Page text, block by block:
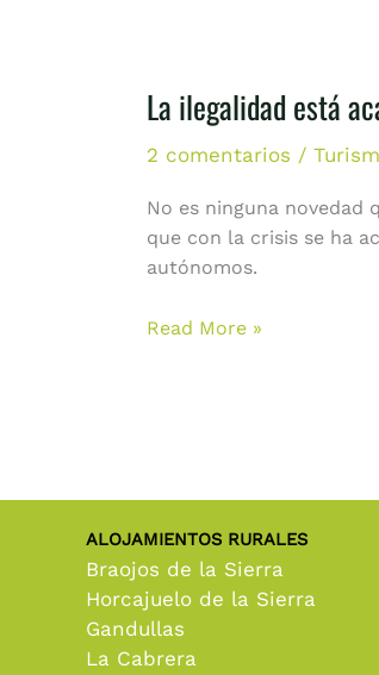
La ilegalidad está
2 comentarios /
No es ninguna novedad
que con la crisis se ha
autónomos.
La
ilegalidad
está
con
el
Turismo
Read More »
ALOJAMIENTOS RURALES
Braojos de la Sierra
Horcajuelo de la Sierra
Gandullas
La Cabrera